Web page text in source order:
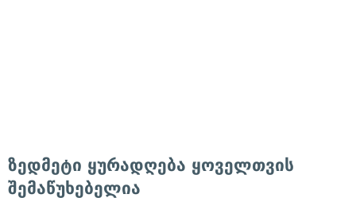
ზედმეტი ყურადღება ყოველთვის
შემაწუხებელია